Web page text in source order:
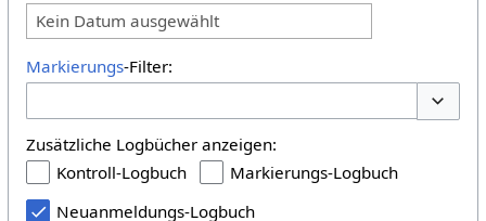
Kein Datum ausgewählt
Markierungs-Filter:
Zusätzliche Logbücher anzeigen:
Kontroll-Logbuch
Markierungs-Logbuch
Neuanmeldungs-Logbuch